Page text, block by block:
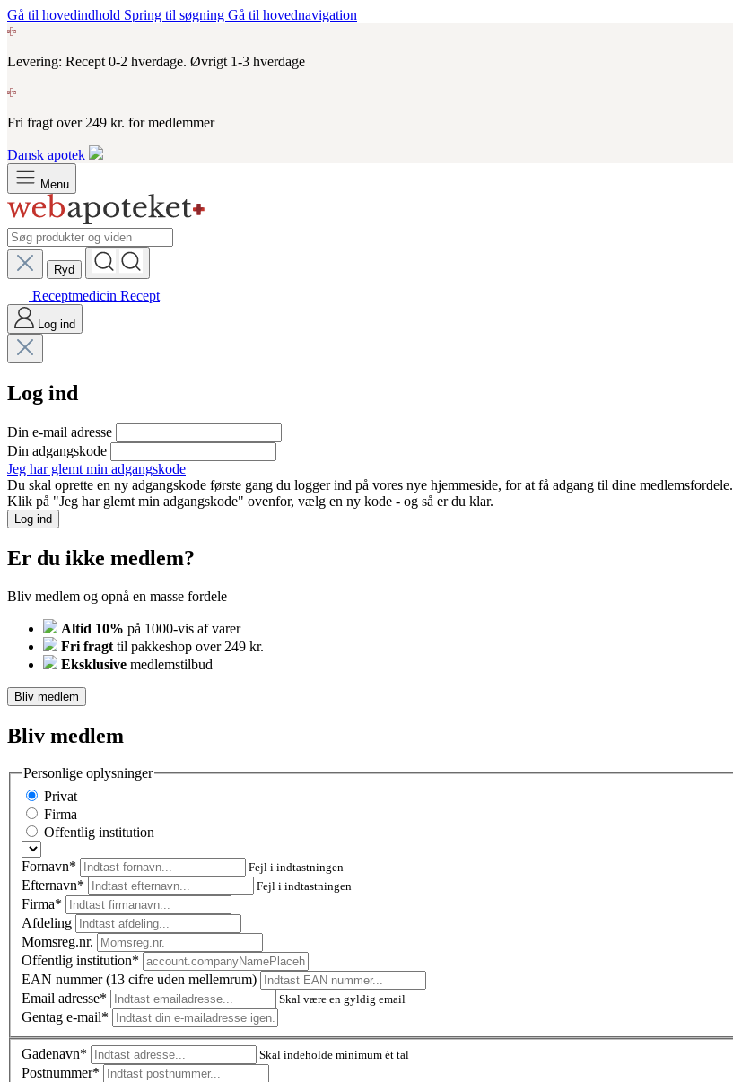
Gå til hovedindhold Spring til søgning Gå til hovednavigation
Levering: Recept 0-2 hverdage. Øvrigt 1-3 hverdage
Fri fragt over 249 kr. for medlemmer
Dansk apotek
Menu
Ryd
Receptmedicin Recept
Log ind
Log ind
Din e-mail adresse
Din adgangskode
Jeg har glemt min adgangskode
Du skal oprette en ny adgangskode første gang du logger ind på vores nye hjemmeside, for at få adgang til dine medlemsfordele.
Klik på "Jeg har glemt min adgangskode" ovenfor, vælg en ny kode - og så er du klar.
Log ind
Er du ikke medlem?
Bliv medlem og opnå en masse fordele
Altid 10% på 1000-vis af varer
Fri fragt til pakkeshop over 249 kr.
Eksklusive medlemstilbud
Bliv medlem
Bliv medlem
Personlige oplysninger
Privat
Firma
Offentlig institution
Fornavn* Fejl i indtastningen
Efternavn* Fejl i indtastningen
Firma*
Afdeling
Momsreg.nr.
Offentlig institution*
EAN nummer (13 cifre uden mellemrum)
Email adresse*
Skal være en gyldig email
Gentag e-mail*
Gadenavn* Skal indeholde minimum ét tal
Postnummer*